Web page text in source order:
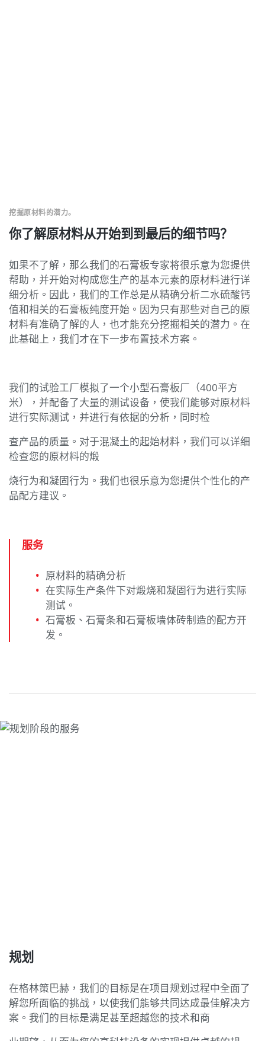
你了解原材料从开始到到最后的细节吗？
挖掘原材料的潜力。
如果不了解，那么我们的石膏板专家将很乐意为您提供
帮助，并开始对构成您生产的基本元素的原材料进行详
细分析。因此，我们的工作总是从精确分析二水硫酸钙
值和相关的石膏板纯度开始。因为只有那些对自己的原
材料有准确了解的人，也才能充分挖掘相关的潜力。在
此基础上，我们才在下一步布置技术方案。
我们的试验工厂模拟了一个小型石膏板厂（400平方
米），并配备了大量的测试设备，使我们能够对原材料
进行实际测试，并进行有依据的分析，同时检
查产品的质量。对于混凝土的起始材料，我们可以详细
检查您的原材料的煅
烧行为和凝固行为。我们也很乐意为您提供个性化的产
品配方建议。
服务
原材料的精确分析
在实际生产条件下对煅烧和凝固行为进行实际
测试。
石膏板、石膏条和石膏板墙体砖制造的配方开
发。
规划
在格林策巴赫，我们的目标是在项目规划过程中全面了
解您所面临的挑战，以使我们能够共同达成最佳解决方
案。我们的目标是满足甚至超越您的技术和商